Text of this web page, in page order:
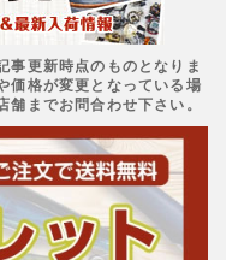
更新時点のものとなりま
価格が変更となっている場
までお問合わせ下さい。